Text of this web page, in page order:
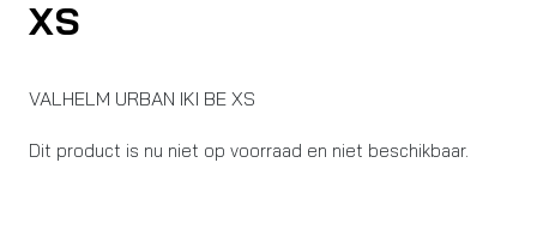
XS
VALHELM URBAN IKI BE XS
Dit product is nu niet op voorraad en niet beschikbaar.